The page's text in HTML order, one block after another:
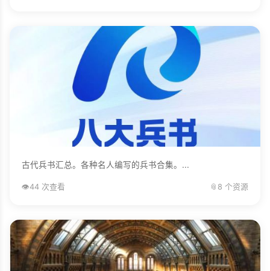
古代兵书汇总。各种名人编写的兵书合集。...
👁️44 次查看 📎 8 个资源